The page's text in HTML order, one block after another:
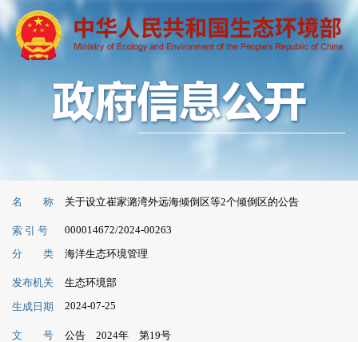
名 称 关于设立崔家潞湾外远海倾倒区等2个倾倒区的公告
索 引 号 000014672/2024-00263
分 类 海洋生态环境管理
发布机关
生态环境部
生成日期
2024-07-25
文 号
公告 2024年 第19号